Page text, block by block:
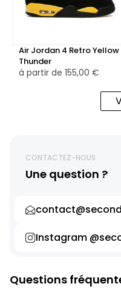
Air Jordan 4 Retro Yellow
Thunder
à partir de 155,00 €
CONTACTEZ-NOUS
Une question ?
Instagram
Questions